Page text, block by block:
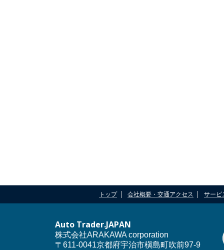
トップ 会社概要・交通アクセス サービ
Auto Trader.JAPAN
株式会社ARAKAWA corporation
〒611-0041京都府宇治市槇島町吹前97-9